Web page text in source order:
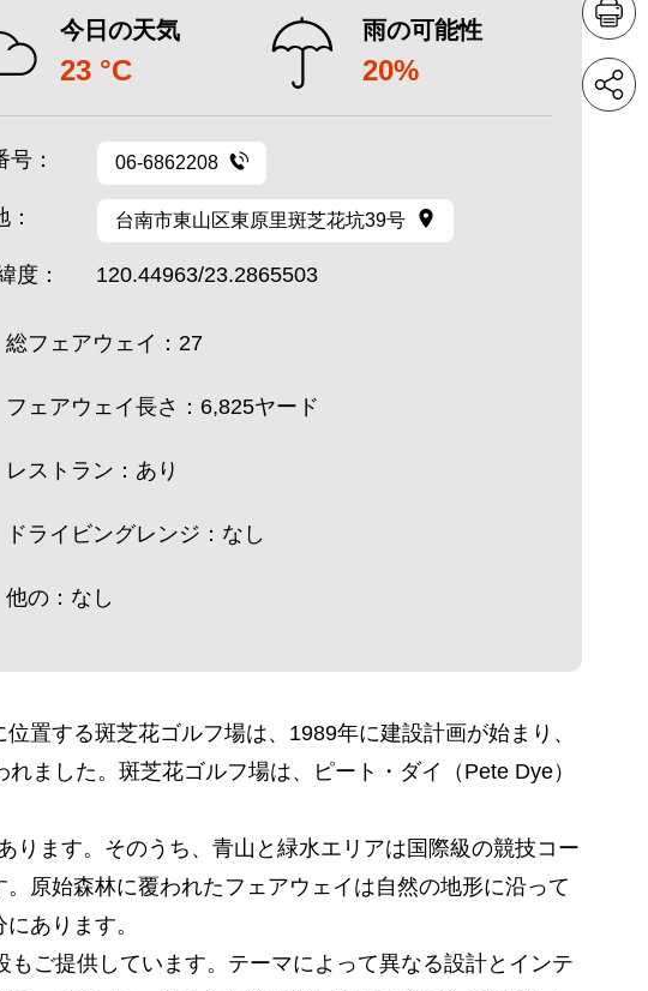
今日の天気
23 °C
雨の可能性
20%
号： 06-6862208
台南市東山区東原里斑芝花坑39号
度： 120.44963/23.2865503
総フェアウェイ：27
フェアウェイ長さ：6,825ヤード
レストラン：あり
ドライビングレンジ：なし
他の：なし
置する斑芝花ゴルフ場は、1989年に建設計画が始まり、
ました。斑芝花ゴルフ場は、ピート・ダイ（Pete Dye）
ります。そのうち、青山と緑水エリアは国際級の競技コー
原始森林に覆われたフェアウェイは自然の地形に沿って
あります。
ご提供しています。テーマによって異なる設計とインテ